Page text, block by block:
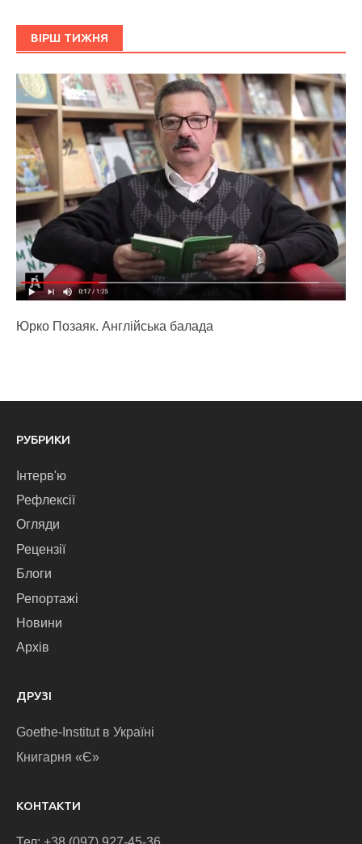
ВІРШ ТИЖНЯ
Юрко Позаяк. Англійська балада
РУБРИКИ
Інтерв'ю
Рефлексії
Огляди
Рецензії
Блоги
Репортажі
Новини
Архів
ДРУЗІ
Goethe-Institut в Україні
Книгарня «Є»
КОНТАКТИ